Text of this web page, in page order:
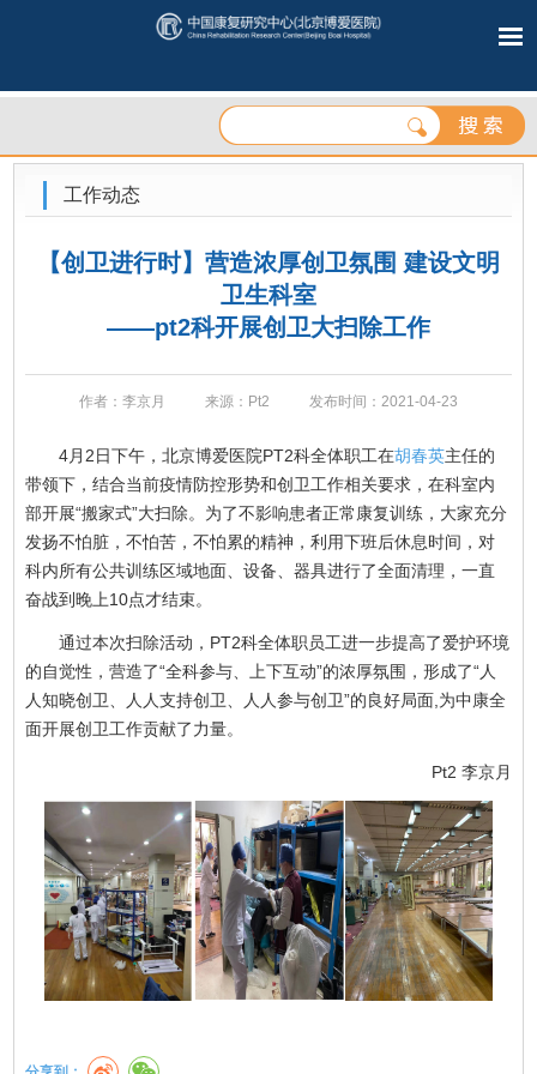
工作动态
【创卫进行时】营造浓厚创卫氛围 建设文明
卫生科室
——pt2科开展创卫大扫除工作
作者：李京月 来源：Pt2 发布时间：2021-04-23
4月2日下午，北京博爱医院PT2科全体职工在胡春英主任的
带领下，结合当前疫情防控形势和创卫工作相关要求，在科室内
部开展“搬家式”大扫除。为了不影响患者正常康复训练，大家充分
发扬不怕脏，不怕苦，不怕累的精神，利用下班后休息时间，对
科内所有公共训练区域地面、设备、器具进行了全面清理，一直
奋战到晚上10点才结束。
通过本次扫除活动，PT2科全体职员工进一步提高了爱护环境
的自觉性，营造了“全科参与、上下互动”的浓厚氛围，形成了“人
人知晓创卫、人人支持创卫、人人参与创卫”的良好局面,为中康全
面开展创卫工作贡献了力量。
Pt2 李京月